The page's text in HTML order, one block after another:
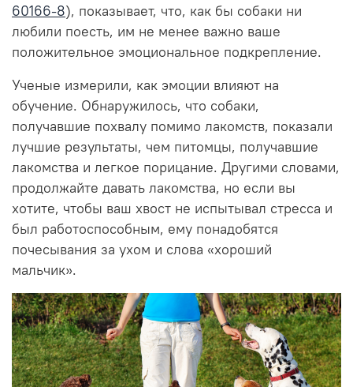
60166-8), показывает, что, как бы собаки ни
любили поесть, им не менее важно ваше
положительное эмоциональное подкрепление.
Ученые измерили, как эмоции влияют на
обучение. Обнаружилось, что собаки,
получавшие похвалу помимо лакомств, показали
лучшие результаты, чем питомцы, получавшие
лакомства и легкое порицание. Другими словами,
продолжайте давать лакомства, но если вы
хотите, чтобы ваш хвост не испытывал стресса и
был работоспособным, ему понадобятся
почесывания за ухом и слова «хороший
мальчик».